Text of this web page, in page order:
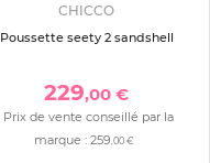
CHICCO
Poussette seety 2 sandshell
229,00 €
Prix de vente conseillé par la
marque :259,00 €